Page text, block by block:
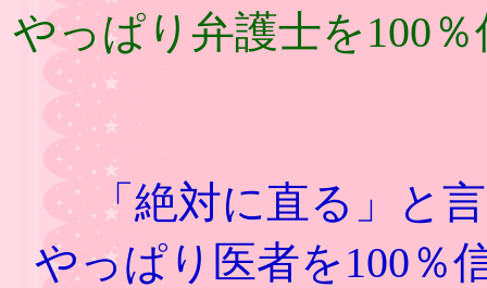
やっぱり弁護士を100
「絶対に直る」と
やっぱり医者を100％